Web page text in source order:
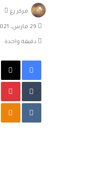
مركز رع
29 مارس، 2021
دقيقة واحدة
فيسبوك
‏Tumblr
‏VKontakte